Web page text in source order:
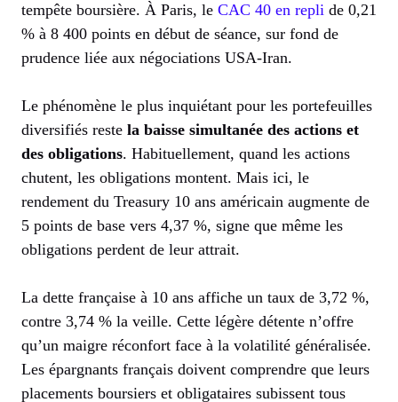
tempête boursière. À Paris, le CAC 40 en repli de 0,21
% à 8 400 points en début de séance, sur fond de
prudence liée aux négociations USA-Iran.
Le phénomène le plus inquiétant pour les portefeuilles
diversifiés reste la baisse simultanée des actions et
des obligations. Habituellement, quand les actions
chutent, les obligations montent. Mais ici, le
rendement du Treasury 10 ans américain augmente de
5 points de base vers 4,37 %, signe que même les
obligations perdent de leur attrait.
La dette française à 10 ans affiche un taux de 3,72 %,
contre 3,74 % la veille. Cette légère détente n’offre
qu’un maigre réconfort face à la volatilité généralisée.
Les épargnants français doivent comprendre que leurs
placements boursiers et obligataires subissent tous